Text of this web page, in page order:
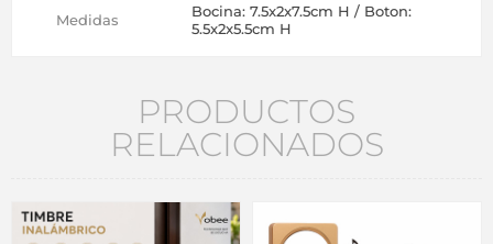
Medidas
Bocina: 7.5x2x7.5cm H / Boton:
5.5x2x5.5cm H
PRODUCTOS
RELACIONADOS